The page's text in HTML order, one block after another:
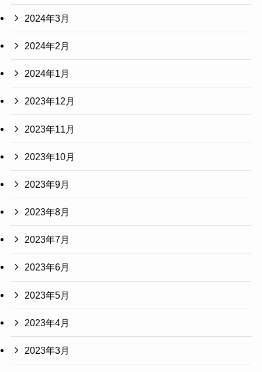
2024年3月
2024年2月
2024年1月
2023年12月
2023年11月
2023年10月
2023年9月
2023年8月
2023年7月
2023年6月
2023年5月
2023年4月
2023年3月